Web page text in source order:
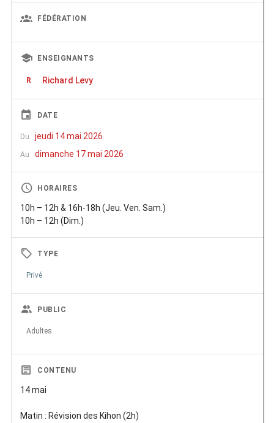
FÉDÉRATION
ENSEIGNANTS
R Richard Levy
DATE
Du jeudi 14 mai 2026
Au dimanche 17 mai 2026
HORAIRES
10h – 12h & 16h-18h (Jeu. Ven. Sam.)
10h – 12h (Dim.)
TYPE
Privé
PUBLIC
Adultes
CONTENU
14 mai
Matin : Révision des Kihon (2h)